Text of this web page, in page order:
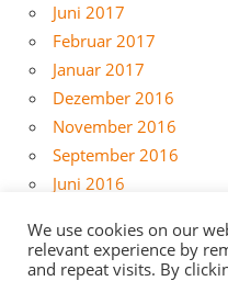
Juni 2017
Februar 2017
Januar 2017
Dezember 2016
November 2016
September 2016
Juni 2016
April 2016
März 2016
We use cookies on our
relevant experience by
and repeat visits. By